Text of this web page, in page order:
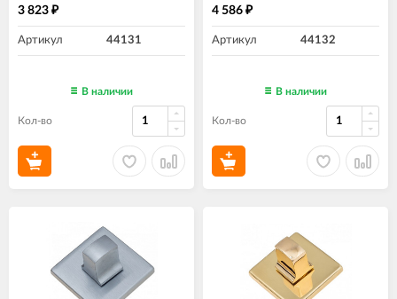
3 823 ₽
Артикул 44131
В наличии
Кол-во
4 586 ₽
Артикул 44132
В наличии
Кол-во